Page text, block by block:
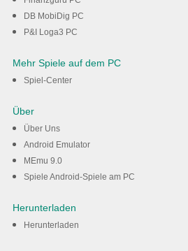
DB MobiDig PC
P&I Loga3 PC
Mehr Spiele auf dem PC
Spiel-Center
Über
Über Uns
Android Emulator
MEmu 9.0
Spiele Android-Spiele am PC
Herunterladen
Herunterladen